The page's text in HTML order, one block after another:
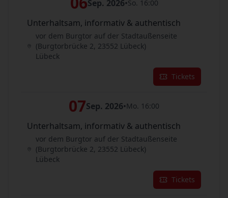
Sep. 2026•So. 16:00
Unterhaltsam, informativ & authentisch
vor dem Burgtor auf der Stadtaußenseite
(Burgtorbrücke 2, 23552 Lübeck)
Lübeck
Tickets
07Sep. 2026•Mo. 16:00
Unterhaltsam, informativ & authentisch
vor dem Burgtor auf der Stadtaußenseite
(Burgtorbrücke 2, 23552 Lübeck)
Lübeck
Tickets